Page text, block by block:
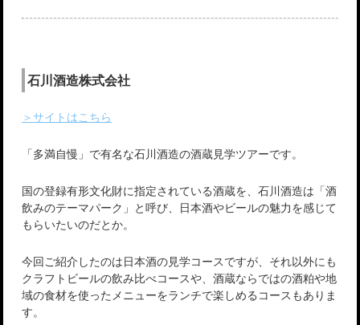
石川酒造株式会社
＞サイトはこちら
「多満自慢」で有名な石川酒造の酒蔵見学ツアーです。
国の登録有形文化財に指定されている酒蔵を、石川酒造は「酒
飲みのテーマパーク」と呼び、日本酒やビールの魅力を感じて
もらいたいのだとか。
今回ご紹介したのは日本酒の見学コースですが、それ以外にも
クラフトビールの飲み比べコースや、酒蔵ならではの酒粕や地
域の食材を使ったメニューをランチで楽しめるコースもありま
す。